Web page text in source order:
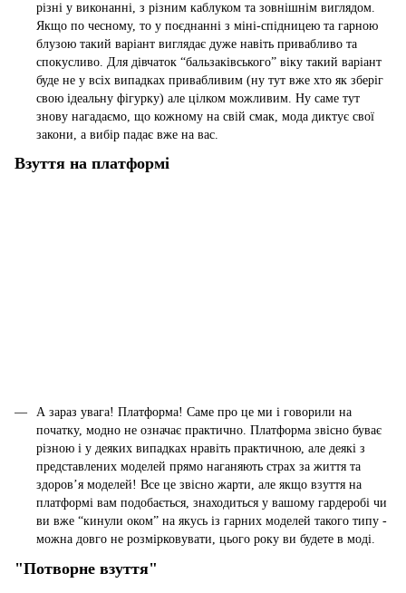
різні у виконанні, з різним каблуком та зовнішнім виглядом.
Якщо по чесному, то у поєднанні з міні-спідницею та гарною
блузою такий варіант виглядає дуже навіть привабливо та
спокусливо. Для дівчаток “бальзаківського” віку такий варіант
буде не у всіх випадках привабливим (ну тут вже хто як зберіг
свою ідеальну фігурку) але цілком можливим. Ну саме тут
знову нагадаємо, що кожному на свій смак, мода диктує свої
закони, а вибір падає вже на вас.
Взуття на платформі
А зараз увага! Платформа! Саме про це ми і говорили на
початку, модно не означає практично. Платформа звісно буває
різною і у деяких випадках нравіть практичною, але деякі з
представлених моделей прямо наганяють страх за життя та
здоров’я моделей! Все це звісно жарти, але якщо взуття на
платформі вам подобається, знаходиться у вашому гардеробі чи
ви вже “кинули оком” на якусь із гарних моделей такого типу -
можна довго не розмірковувати, цього року ви будете в моді.
"Потворне взуття"